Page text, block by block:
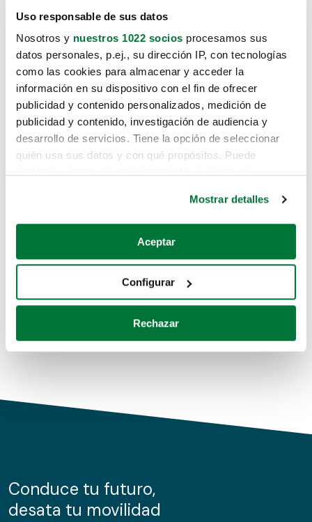
Uso responsable de sus datos
Nosotros y nuestros 1022 socios procesamos sus
datos personales, p.ej., su dirección IP, con tecnologías
como las cookies para almacenar y acceder la
información en su dispositivo con el fin de ofrecer
publicidad y contenido personalizados, medición de
publicidad y contenido, investigación de audiencia y
desarrollo de servicios. Tiene la opción de seleccionar
quién usa sus datos y con qué propósitos. Puede
Si lo permite, también quisiéramos:
Recopilar información sobre su ubicación geográfica
Identificar su dispositivo analizándolo activamente
para buscar características específicas (huellas
Obtenga más información sobre cómo se procesan sus
de cookies.
información sobre el uso que haga del sitio web con
nuestros partners de redes sociales, publicidad y análisis
Mostrar detalles
Aceptar
Configurar
Rechazar
Lo sentimos, no sabemos como
te hemos traido hasta aquí.
Pero puedes encontrar el coche que estás
buscando en alguno de estos enlaces:
Coches de segunda mano
Coches de km0
Conduce tu futuro,
desata tu movilidad